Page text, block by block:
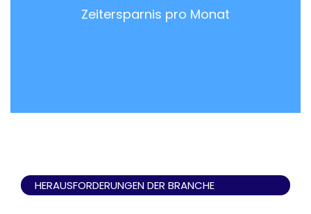
Zeitersparnis pro Monat
HERAUSFORDERUNGEN DER BRANCHE